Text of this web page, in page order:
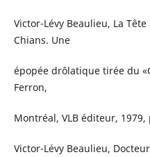
Victor-Lévy Beaulieu, La
Chians. Une
épopée drôlatique tirée du
Ferron,
Montréal, VLB éditeur, 1979,
Victor-Lévy Beaulieu,